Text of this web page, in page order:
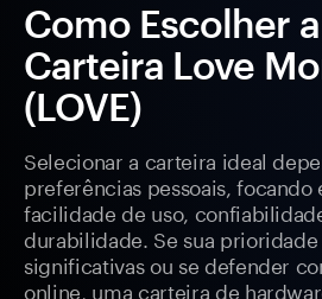
Como Escolher
Carteira Love
(LOVE)
Selecionar a carteira ideal
preferências pessoais,
facilidade de uso,
durabilidade. Se sua
significativas ou se defender
online, uma carteira de